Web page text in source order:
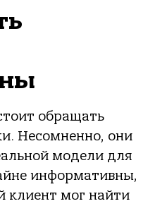
обращать
Несомненно, они
модели для
информативны,
клиент мог найти